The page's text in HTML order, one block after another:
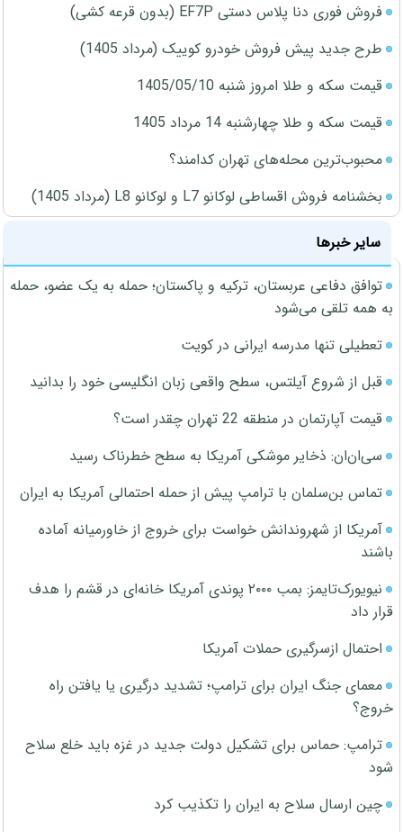
فروش فوری دنا پلاس دستی EF7P (بدون قرعه کشی)
طرح جدید پیش فروش خودرو کوییک (مرداد 1405)
قیمت سکه و طلا امروز شنبه 1405/05/10
قیمت سکه و طلا چهارشنبه 14 مرداد 1405
محبوب‌ترین محله‌های تهران کدامند؟
بخشنامه فروش اقساطی لوکانو L7 و لوکانو L8 (مرداد 1405)
سایر خبرها
توافق دفاعی عربستان، ترکیه و پاکستان؛ حمله به یک عضو، حمله
به همه تلقی می‌شود
تعطیلی تنها مدرسه ایرانی در کویت
قبل از شروع آیلتس، سطح واقعی زبان انگلیسی خود را بدانید
قیمت آپارتمان در منطقه 22 تهران چقدر است؟
سی‌ان‌ان: ذخایر موشکی آمریکا به سطح خطرناک رسید
تماس بن‌سلمان با ترامپ پیش از حمله احتمالی آمریکا به ایران
آمریکا از شهروندانش خواست برای خروج از خاورمیانه آماده
باشند
نیویورک‌تایمز: بمب ۲۰۰۰ پوندی آمریکا خانه‌ای در قشم را هدف
قرار داد
احتمال ازسرگیری حملات آمریکا
معمای جنگ ایران برای ترامپ؛ تشدید درگیری یا یافتن راه
خروج؟
ترامپ: حماس برای تشکیل دولت جدید در غزه باید خلع سلاح
شود
چین ارسال سلاح به ایران را تکذیب کرد